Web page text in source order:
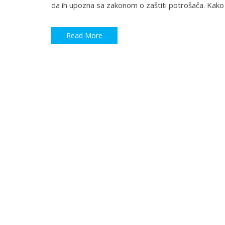
da ih upozna sa zakonom o zaštiti potrošača. Kako
Read More